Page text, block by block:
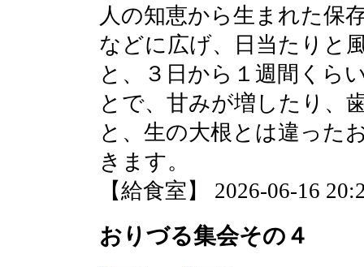
人の知恵から生まれた保
などに広げ、日当たりと
と、３日から１週間くら
とで、甘みが増したり、
と、生の大根とは違った
きます。
【給食室】 2026-06-16
おりづる集会その４